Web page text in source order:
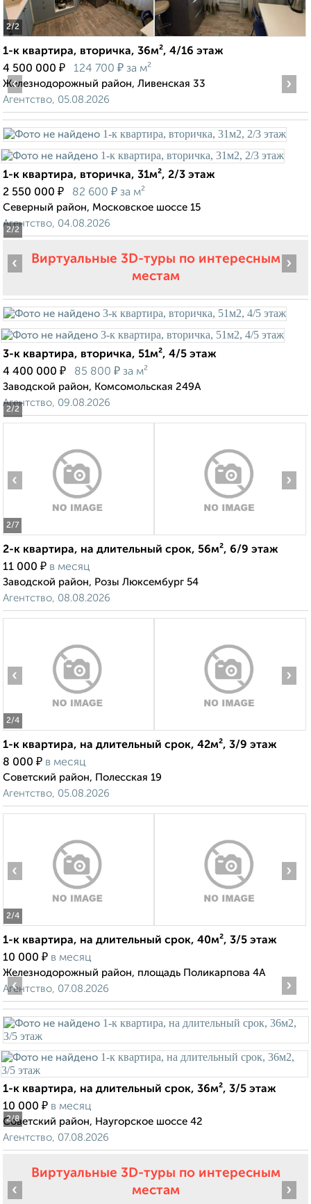
2/2
1-к квартира, вторичка, 36м², 4/16 этаж
4 500 000 ₽ 124 700 ₽ за м²
Железнодорожный район, Ливенская 33
Агентство, 05.08.2026
2/2
‹ ›
1-к квартира, вторичка, 31м², 2/3 этаж
2 550 000 ₽ 82 600 ₽ за м²
Северный район, Московское шоссе 15
Агентство, 04.08.2026
Виртуальные 3D-туры по интересным
местам
2/2
‹ ›
3-к квартира, вторичка, 51м², 4/5 этаж
4 400 000 ₽ 85 800 ₽ за м²
Заводской район, Комсомольская 249А
Агентство, 09.08.2026
2/7
‹ ›
2-к квартира, на длительный срок, 56м², 6/9 этаж
11 000 ₽ в месяц
Заводской район, Розы Люксембург 54
Агентство, 08.08.2026
2/4
‹ ›
1-к квартира, на длительный срок, 42м², 3/9 этаж
8 000 ₽ в месяц
Советский район, Полесская 19
Агентство, 05.08.2026
2/4
‹ ›
1-к квартира, на длительный срок, 40м², 3/5 этаж
10 000 ₽ в месяц
Железнодорожный район, площадь Поликарпова 4А
Агентство, 07.08.2026
2/8
‹ ›
1-к квартира, на длительный срок, 36м², 3/5 этаж
10 000 ₽ в месяц
Советский район, Наугорское шоссе 42
Агентство, 07.08.2026
Виртуальные 3D-туры по интересным
местам
‹ ›